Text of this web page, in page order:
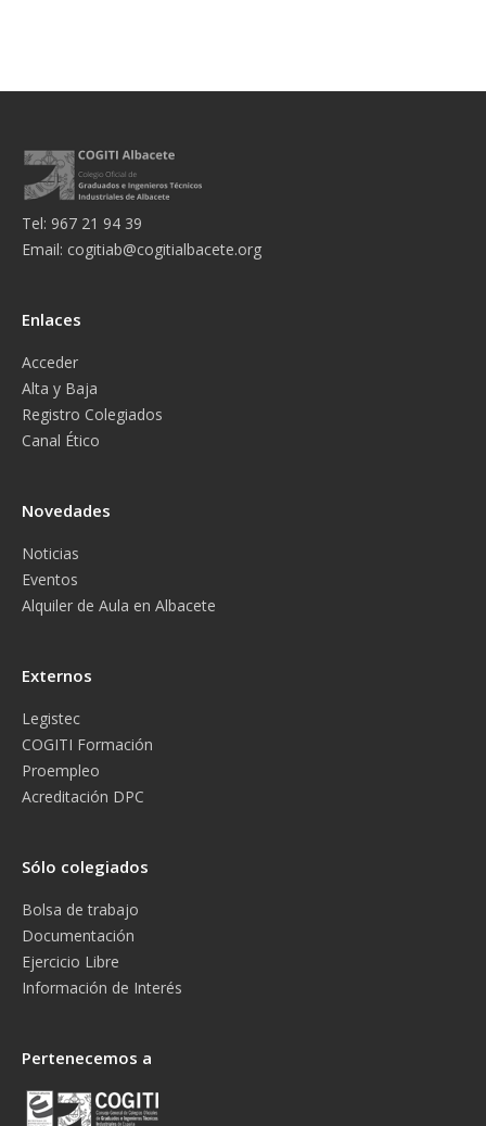
Tel: 967 21 94 39
Email: cogitiab@cogitialbacete.org
Enlaces
Acceder
Alta y Baja
Registro Colegiados
Canal Ético
Novedades
Noticias
Eventos
Alquiler de Aula en Albacete
Externos
Legistec
COGITI Formación
Proempleo
Acreditación DPC
Sólo colegiados
Bolsa de trabajo
Documentación
Ejercicio Libre
Información de Interés
Pertenecemos a